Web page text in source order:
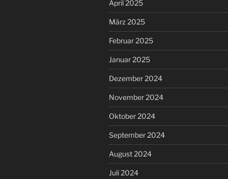
April 2025
März 2025
Februar 2025
Januar 2025
Dezember 2024
November 2024
Oktober 2024
September 2024
August 2024
Juli 2024